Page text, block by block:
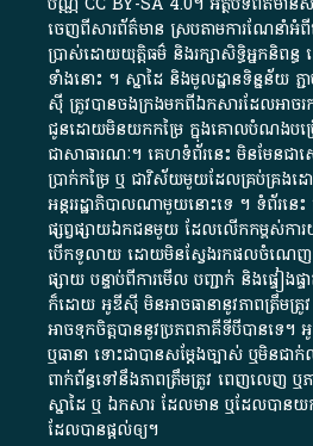
ចេញពី​សារព័ត៌មាន ស្របតាមការ​ណែនាំ​អំ
ប្រាស់​ដោយ​យុត្តិធម៌​ និង​រក្សាសិទ្ធិអ្នកនិពន្
ទាំង​នោះ​ ។​ ស្នាដៃ​ និង​មូលដ្ឋាន​ទិន្នន័យ
ស៊ី​ ត្រូវ​បាន​ចងក្រង​មក​ពី​ឯកសារ​ដែល​អាច​
ជូន​ដោយ​មិន​យក​កម្រៃ​ ក្នុង​គោលបំណង​បម្រ
ជា​សាធារណៈ​។​ គេហទំព័រ​នេះ​ មិនមែន​ជា​សេ
ប្រាក់​កម្រៃ​ ឬ​ ជា​វិស័យ​មួយ​ដែល​គ្រប់គ្រង​ដោយ​
អន្តររដ្ឋាភិបាល​ណាមួយ​នោះ​ទេ ​។​ ទំព័រ​នេះ​
ផ្សព្វផ្សាយ​ឯកជន​មួយ​ ដែល​លើកកម្ពស់​
បើក​ទូលាយ​ ដោយ​មិនស្វែង​រក​ផល​ចំណេញ​
ផ្សាយ​ បន្ទាប់​ពី​ការ​មើល​ បញ្ជាក់​ និង​ផ្ទៀ
ក៏​ដោយ​ អូ​ឌី​ស៊ី​ មិន​អាច​ធានា​នូវ​ភាព​ត្រឹមត្
អាច​ទុកចិត្ត​បាននូវ​ប្រភព​ភាគី​ទី​បី​បាន​ទេ​។​
ឬ​ធានា​ ទោះជា​បាន​សម្តែង​ច្បាស់​ ឬ​មិន​ជា
ពាក់ព័ន្ធ​ទៅ​នឹង​ភាព​ត្រឹមត្រូវ​ ពេញលេញ​
ស្នាដៃ​ ឬ​ ឯកសារ​ ដែល​មាន​ ឬ​ដែល​បាន​
ដែល​បាន​ផ្តល់​ឲ្យ​។